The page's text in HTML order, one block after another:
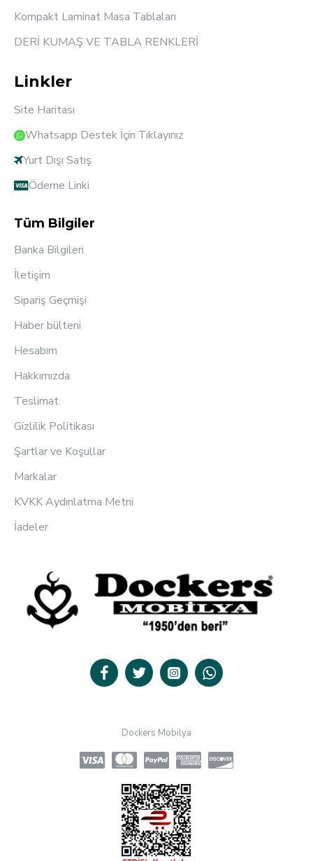
Kompakt Laminat Masa Tablaları
DERİ KUMAŞ VE TABLA RENKLERİ
Linkler
Site Haritası
Whatsapp Destek İçin Tıklayınız
Yurt Dışı Satış
Ödeme Linki
Tüm Bilgiler
Banka Bilgileri
İletişim
Sipariş Geçmişi
Haber bülteni
Hesabım
Hakkımızda
Teslimat
Gizlilik Politikası
Şartlar ve Koşullar
Markalar
KVKK Aydınlatma Metni
İadeler
Dockers Mobilya